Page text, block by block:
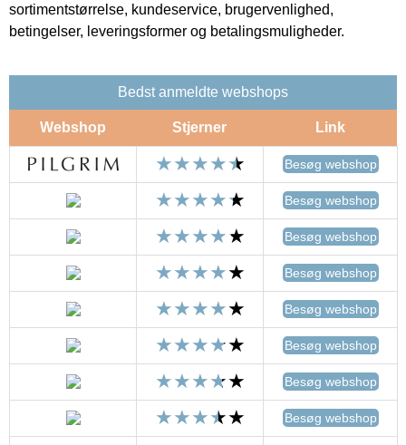
sortimentstørrelse, kundeservice, brugervenlighed,
betingelser, leveringsformer og betalingsmuligheder.
Bedst anmeldte webshops
Webshop Stjerner Link
Besøg webshop
Besøg webshop
Besøg webshop
Besøg webshop
Besøg webshop
Besøg webshop
Besøg webshop
Besøg webshop